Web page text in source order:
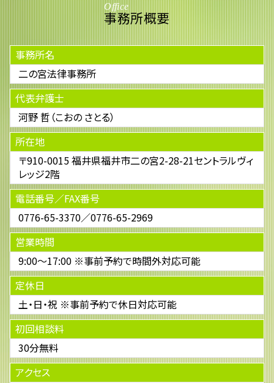
Office
事務所概要
事務所名
二の宮法律事務所
代表弁護士
河野 哲（こおの さとる）
所在地
〒910-0015 福井県福井市二の宮2-28-21セントラルヴィ
レッジ2階
電話番号／FAX番号
0776-65-3370／0776-65-2969
営業時間
9:00～17:00 ※事前予約で時間外対応可能
定休日
土・日・祝 ※事前予約で休日対応可能
初回相談料
30分無料
アクセス